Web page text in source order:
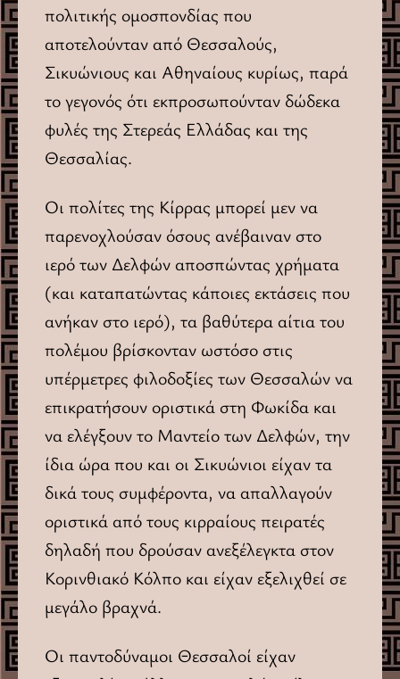
πολιτικής ομοσπονδίας που
αποτελούνταν από Θεσσαλούς,
Σικυώνιους και Αθηναίους κυρίως, παρά
το γεγονός ότι εκπροσωπούνταν δώδεκα
φυλές της Στερεάς Ελλάδας και της
Θεσσαλίας.
Οι πολίτες της Κίρρας μπορεί μεν να
παρενοχλούσαν όσους ανέβαιναν στο
ιερό των Δελφών αποσπώντας χρήματα
(και καταπατώντας κάποιες εκτάσεις που
ανήκαν στο ιερό), τα βαθύτερα αίτια του
πολέμου βρίσκονταν ωστόσο στις
υπέρμετρες φιλοδοξίες των Θεσσαλών να
επικρατήσουν οριστικά στη Φωκίδα και
να ελέγξουν το Μαντείο των Δελφών, την
ίδια ώρα που και οι Σικυώνιοι είχαν τα
δικά τους συμφέροντα, να απαλλαγούν
οριστικά από τους κιρραίους πειρατές
δηλαδή που δρούσαν ανεξέλεγκτα στον
Κορινθιακό Κόλπο και είχαν εξελιχθεί σε
μεγάλο βραχνά.
Οι παντοδύναμοι Θεσσαλοί είχαν